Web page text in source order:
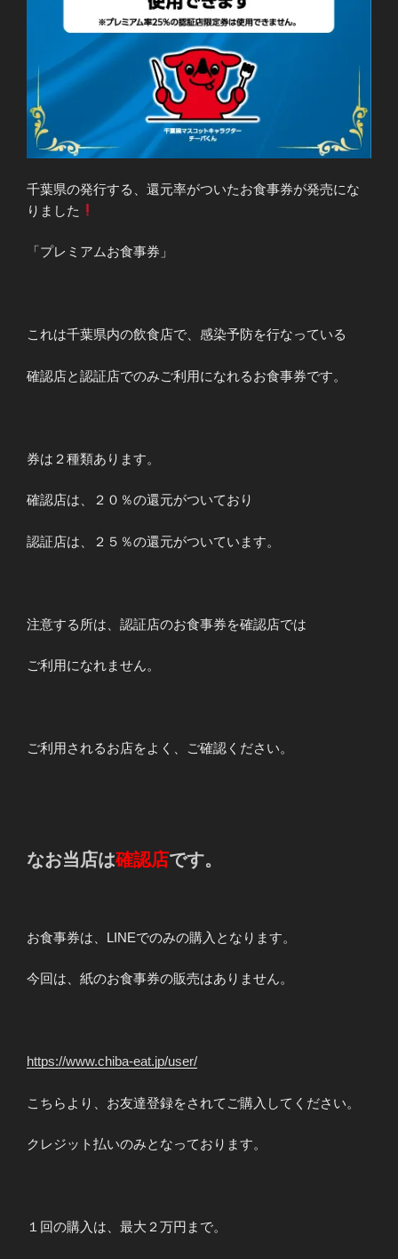
千葉県の発行する、還元率がついたお食事券が発売にな
りました
「プレミアムお食事券」
これは千葉県内の飲食店で、感染予防を行なっている
確認店と認証店でのみご利用になれるお食事券です。
券は２種類あります。
確認店は、２０％の還元がついており
認証店は、２５％の還元がついています。
注意する所は、認証店のお食事券を確認店では
ご利用になれません。
ご利用されるお店をよく、ご確認ください。
なお当店は確認店です。
お食事券は、LINEでのみの購入となります。
今回は、紙のお食事券の販売はありません。
https://www.chiba-eat.jp/user/
こちらより、お友達登録をされてご購入してください。
クレジット払いのみとなっております。
１回の購入は、最大２万円まで。